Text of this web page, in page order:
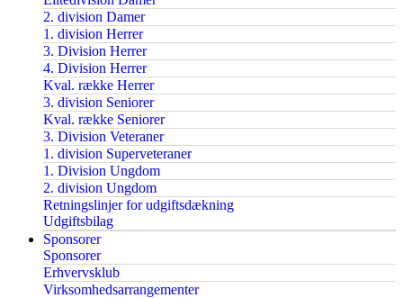
2. division Damer
1. division Herrer
3. Division Herrer
4. Division Herrer
Kval. række Herrer
3. division Seniorer
Kval. række Seniorer
3. Division Veteraner
1. division Superveteraner
1. Division Ungdom
2. division Ungdom
Retningslinjer for udgiftsdækning
Udgiftsbilag
Sponsorer
Sponsorer
Erhvervsklub
Virksomhedsarrangementer